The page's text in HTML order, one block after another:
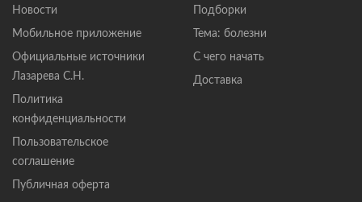
Новости
Мобильное приложение
Официальные источники
Лазарева С.Н.
Политика
конфиденциальности
Пользовательское
соглашение
Публичная оферта
Подборки
Тема: болезни
С чего начать
Доставка